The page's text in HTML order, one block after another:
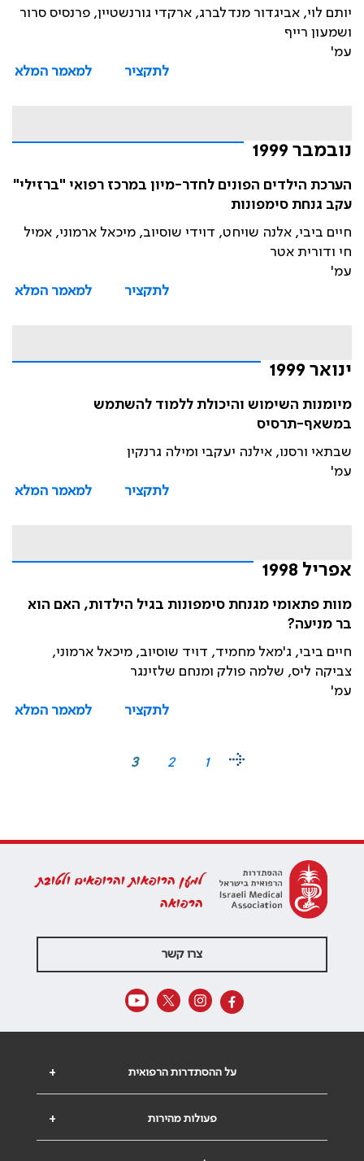
יותם לוי, אביגדור מנדלברג, ארקדי גורנשטיין, פרנסיס סרור
ושמעון רייף
עמ'
לתקציר
למאמר המלא
נובמבר 1999
הערכת הילדים הפונים לחדר-מיון במרכז רפואי "ברזילי"
עקב גנחת סימפונות
חיים ביבי, אלנה שויחט, דוידי שוסיוב, מיכאל ארמוני, אמיל
חי ודורית אטר
עמ'
לתקציר
למאמר המלא
ינואר 1999
מיומנות השימוש והיכולת ללמוד להשתמש
במשאף-תרסיס
שבתאי ורסנו, אילנה יעקבי ומילה גרנקין
עמ'
לתקציר
למאמר המלא
אפריל 1998
מוות פתאומי מגנחת סימפונות בגיל הילדות, האם הוא
בר מניעה?
חיים ביבי, ג'מאל מחמיד, דויד שוסיוב, מיכאל ארמוני,
צביקה ליס, שלמה פולק ומנחם שלזינגר
עמ'
לתקציר
למאמר המלא
1
2
3
למען הרופאות והרופאים ולטובת
הרפואה
צרו קשר
+ על ההסתדרות הרפואית
+ פעולות מהירות